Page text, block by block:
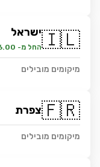
🇮🇱ישראל
החל מ- $26.00 ליום
מיקומים מובילים
🇫🇷צפרת
מיקומים מובילים